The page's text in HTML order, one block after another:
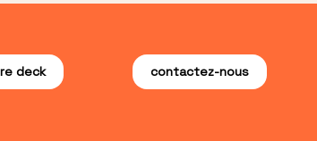
deck contactez-nous